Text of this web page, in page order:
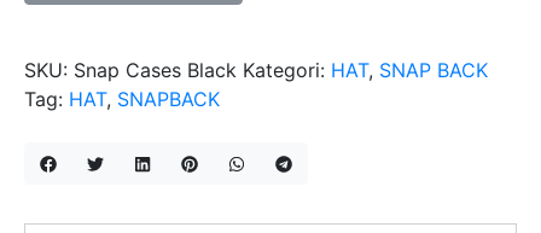
SKU: Snap Cases Black Kategori: HAT, SNAP BACK
Tag: HAT, SNAPBACK